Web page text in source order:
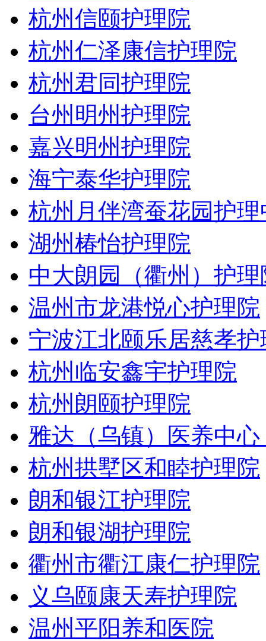
杭州信颐护理院
杭州仁泽康信护理院
杭州君同护理院
台州明州护理院
嘉兴明州护理院
海宁泰华护理院
杭州月伴湾蚕花园护理
湖州椿怡护理院
中大朗园（衢州）护理
温州市龙港悦心护理院
宁波江北颐乐居慈孝护
杭州临安鑫宇护理院
杭州朗颐护理院
雅达（乌镇）医养中
杭州拱墅区和睦护理院
朗和银江护理院
朗和银湖护理院
衢州市衢江康仁护理院
义乌颐康天寿护理院
温州平阳养和医院